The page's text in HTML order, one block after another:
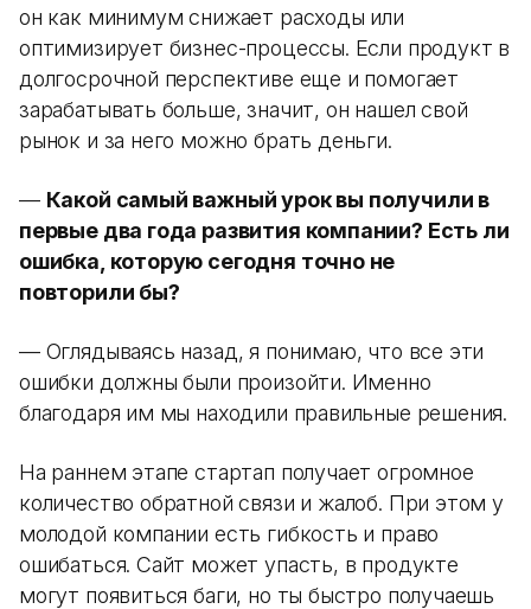
он как минимум снижает расходы или
оптимизирует бизнес-процессы. Если продукт в
долгосрочной перспективе еще и помогает
зарабатывать больше, значит, он нашел свой
рынок и за него можно брать деньги.
— Какой самый важный урок вы получили в
первые два года развития компании? Есть ли
ошибка, которую сегодня точно не
повторили бы?
— Оглядываясь назад, я понимаю, что все эти
ошибки должны были произойти. Именно
благодаря им мы находили правильные решения.
На раннем этапе стартап получает огромное
количество обратной связи и жалоб. При этом у
молодой компании есть гибкость и право
ошибаться. Сайт может упасть, в продукте
могут появиться баги, но ты быстро получаешь